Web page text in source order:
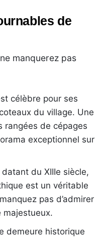
de
manquerez pas
célèbre pour ses
du village. Une
rangées de cépages
exceptionnel sur
datant du XIIIe siècle,
est un véritable
pas d’admirer
majestueux.
demeure historique